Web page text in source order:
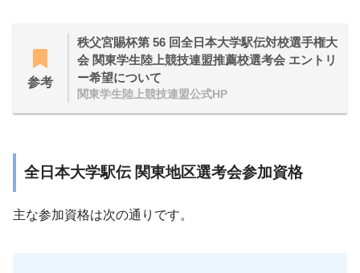
参考
秩父宮賜杯第 56 回全日本大学駅伝対校選手権大
会 関東学生陸上競技連盟推薦校選考会 エントリ
ー希望について
関東学生陸上競技連盟公式HP
全日本大学駅伝 関東地区選考会参加資格
主な参加資格は次の通りです。